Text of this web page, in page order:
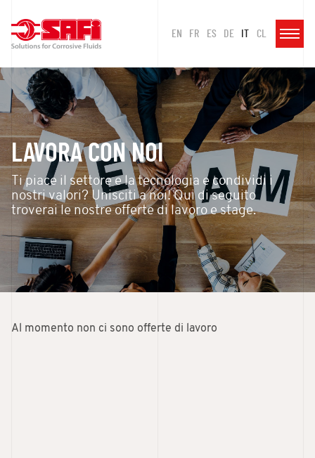
EN FR ES DE IT CL
LAVORA CON NOI
Ti piace il settore e la tecnologia e condividi i
nostri valori? Unisciti a noi! Qui di seguito
troverai le nostre offerte di lavoro e stage.
Al momento non ci sono offerte di lavoro